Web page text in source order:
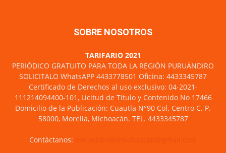
SOBRE NOSOTROS
TARIFARIO 2021
PERIÓDICO GRATUITO PARA TODA LA REGIÓN PURUÁNDIRO
SOLICITALO WhatsAPP 4433778501 Oficina: 4433345787
Certificado de Derechos al uso exclusivo: 04-2021-
111214094400-101, Licitud de Titulo y Contenido No 17466
Domicilio de la Publicación: Cuautla N°90 Col. Centro C. P.
58000, Morelia, Michoacán. TEL. 4433345787
Contáctanos: